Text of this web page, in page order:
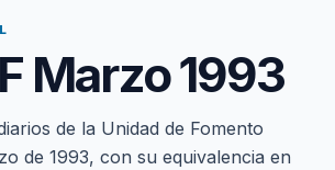
Marzo 1993
de la Unidad de Fomento
de 1993, con su equivalencia en